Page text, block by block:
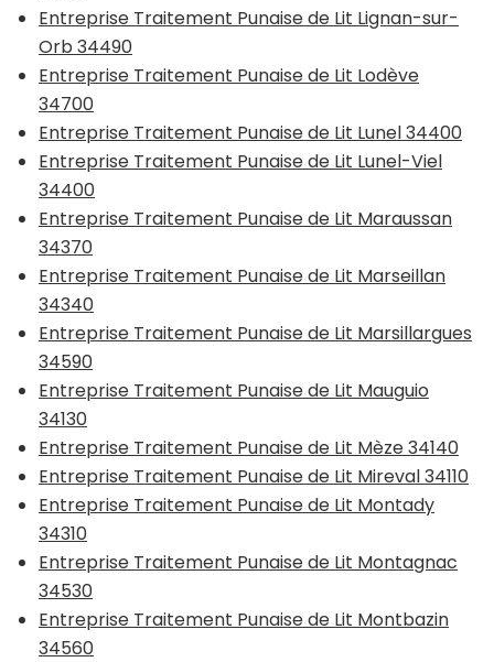
Entreprise Traitement Punaise de Lit Lignan-sur-
Orb 34490
Entreprise Traitement Punaise de Lit Lodève
34700
Entreprise Traitement Punaise de Lit Lunel 34400
Entreprise Traitement Punaise de Lit Lunel-Viel
34400
Entreprise Traitement Punaise de Lit Maraussan
34370
Entreprise Traitement Punaise de Lit Marseillan
34340
Entreprise Traitement Punaise de Lit Marsillargues
34590
Entreprise Traitement Punaise de Lit Mauguio
34130
Entreprise Traitement Punaise de Lit Mèze 34140
Entreprise Traitement Punaise de Lit Mireval 34110
Entreprise Traitement Punaise de Lit Montady
34310
Entreprise Traitement Punaise de Lit Montagnac
34530
Entreprise Traitement Punaise de Lit Montbazin
34560